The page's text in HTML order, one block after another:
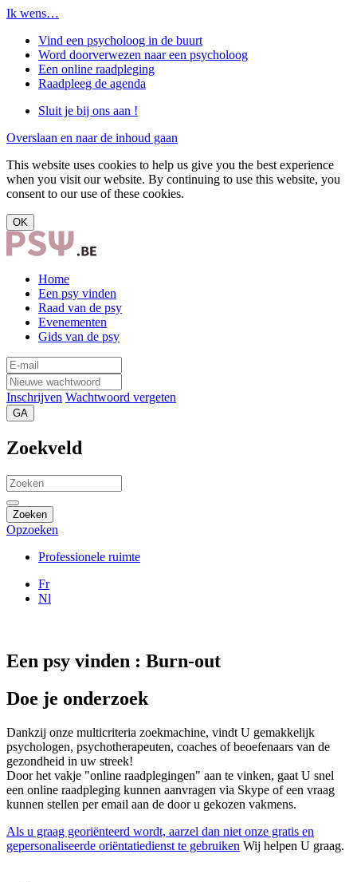
Ik wens…
Vind een psycholoog in de buurt
Word doorverwezen naar een psycholoog
Een online raadpleging
Raadpleeg de agenda
Sluit je bij ons aan !
Overslaan en naar de inhoud gaan
This website uses cookies to help us give you the best experience
when you visit our website. By continuing to use this website, you
consent to our use of these cookies.
OK
Home
Een psy vinden
Raad van de psy
Evenementen
Gids van de psy
Inschrijven Wachtwoord vergeten
GA
Zoekveld
Zoeken
Opzoeken
Professionele ruimte
Fr
Nl
Een psy vinden : Burn-out
Doe je onderzoek
Dankzij onze multicriteria zoekmachine, vindt U gemakkelijk
psychologen, psychotherapeuten, coaches of beoefenaars van de
gezondheid in uw streek!
Door het vakje "online raadplegingen" aan te vinken, gaat U snel
een online raadpleging kunnen aanvragen via Skype of een vraag
kunnen stellen per email aan de door u gekozen vakmens.
Als u graag georiënteerd wordt, aarzel dan niet onze gratis en
gepersonaliseerde oriëntatiedienst te gebruiken Wij helpen U graag.